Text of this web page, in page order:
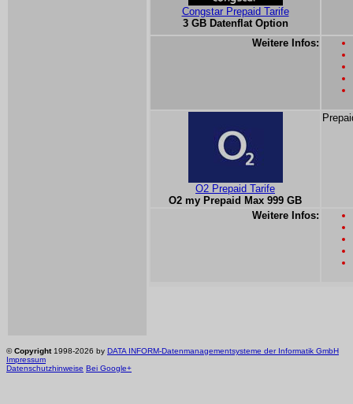
Congstar Prepaid Tarife
3 GB Datenflat Option
Weitere Infos:
O2 Prepaid Tarife
O2 my Prepaid Max 999 GB
Weitere Infos:
©Copyright1998-2026 by DATA INFORM-Datenmanagementsysteme der Informatik GmbH
Impressum
Datenschutzhinweise Bei Google+